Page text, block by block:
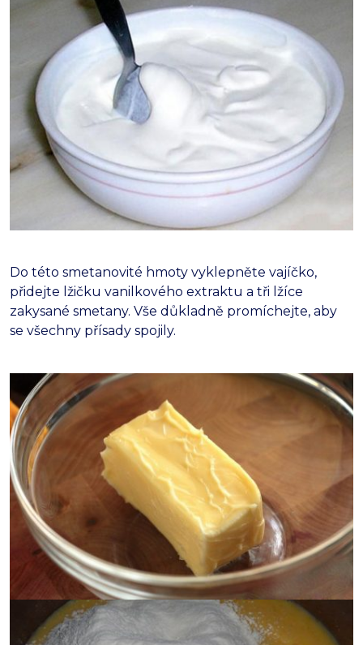
Do této smetanovité hmoty vyklepněte vajíčko,
přidejte lžičku vanilkového extraktu a tři lžíce
zakysané smetany. Vše důkladně promíchejte, aby
se všechny přísady spojily.